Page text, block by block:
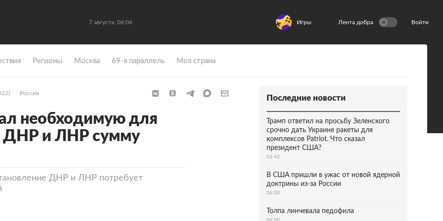
7 августа, 06:06 Игры Лента добра Войти
Регионы Москва 69-я параллель Моя страна
Россия
необходимую для
ДНР и ЛНР сумму
ДНР и ЛНР потребует
Последние новости
Трамп ответил на просьбу Зеленского
срочно дать Украине ракеты для
комплексов Patriot. Что сказал
президент США?
03:42
В США пришли в ужас от новой ядерной
доктрины из-за России
06:00
Толпа линчевала педофила
06:00